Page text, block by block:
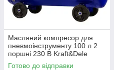
Масляний компресор для
пневмоінструменту 100 л 2
поршні 230 В Kraft&Dele
компресор для фарбування
Готово до відправки